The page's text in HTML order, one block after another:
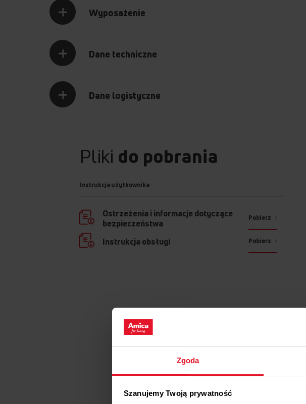
Zgoda
Szanujemy Twoją prywatność
Wyposażenie
Dane techniczne
Dane logistyczne
Pliki do pobrania
Instrukcja użytkownika
Ostrzeżenia i informacje dotyczące
bezpieczeństwa
Pobierz
Instrukcja obsługi Pobierz